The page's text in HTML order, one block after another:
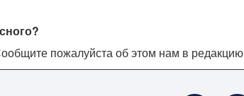
пожалуйста об этом нам в редакцию